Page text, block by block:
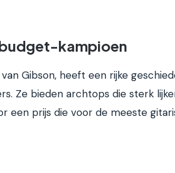
budget-kampioen
Gibson, heeft een rijke
Ze bieden archtops die sterk
een prijs die voor de meeste